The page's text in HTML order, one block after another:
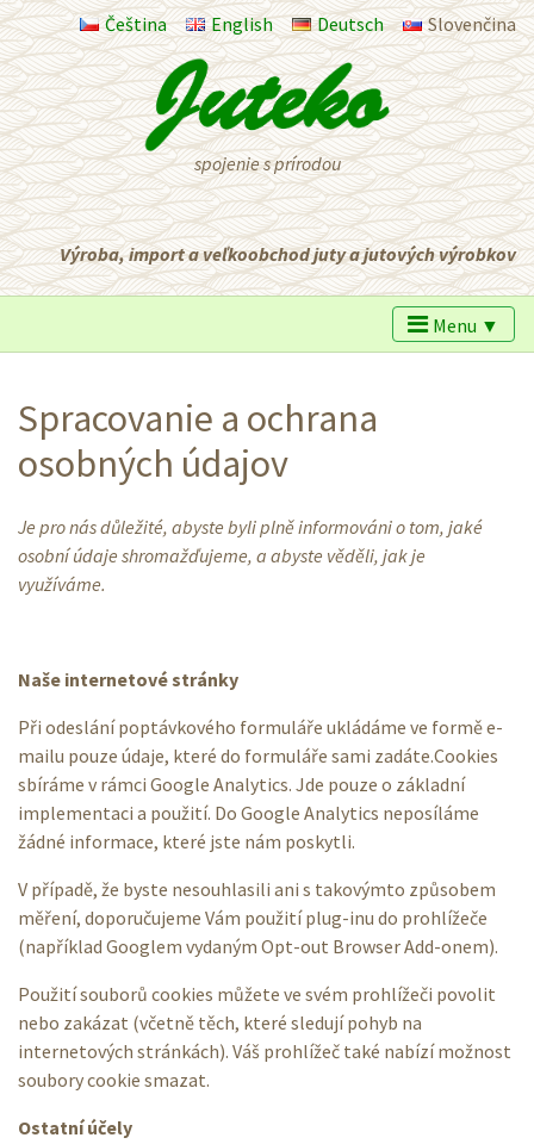
Čeština English Deutsch Slovenčina
spojenie s prírodou
Výroba, import a veľkoobchod juty a jutových výrobkov
Menu ▼
Spracovanie a ochrana
osobných údajov
Je pro nás důležité, abyste byli plně informováni o tom, jaké
osobní údaje shromažďujeme, a abyste věděli, jak je
využíváme.
Naše internetové stránky
Při odeslání poptávkového formuláře ukládáme ve formě e-
mailu pouze údaje, které do formuláře sami zadáte.Cookies
sbíráme v rámci Google Analytics. Jde pouze o základní
implementaci a použití. Do Google Analytics neposíláme
žádné informace, které jste nám poskytli.
V případě, že byste nesouhlasili ani s takovýmto způsobem
měření, doporučujeme Vám použití plug-inu do prohlížeče
(například Googlem vydaným Opt-out Browser Add-onem).
Použití souborů cookies můžete ve svém prohlížeči povolit
nebo zakázat (včetně těch, které sledují pohyb na
internetových stránkách). Váš prohlížeč také nabízí možnost
soubory cookie smazat.
Ostatní účely